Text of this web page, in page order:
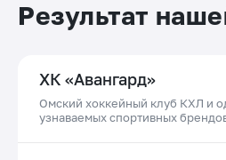
Результат
ХК «Авангард»
Омский хоккейный клуб КХЛ и
узнаваемых спортивных